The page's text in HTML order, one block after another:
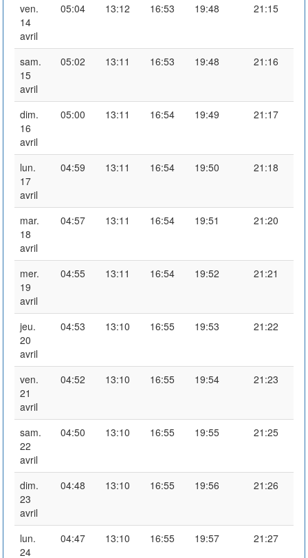
ven.
14
avril
05:04 13:12 16:53 19:48 21:15
sam.
15
avril
05:02 13:11 16:53 19:48 21:16
dim.
16
avril
05:00 13:11 16:54 19:49 21:17
lun.
17
avril
04:59 13:11 16:54 19:50 21:18
mar.
18
avril
04:57 13:11 16:54 19:51 21:20
mer.
19
avril
04:55 13:11 16:54 19:52 21:21
jeu.
20
avril
04:53 13:10 16:55 19:53 21:22
ven.
21
avril
04:52 13:10 16:55 19:54 21:23
sam.
22
avril
04:50 13:10 16:55 19:55 21:25
dim.
23
avril
04:48 13:10 16:55 19:56 21:26
lun.
24
04:47 13:10 16:55 19:57 21:27